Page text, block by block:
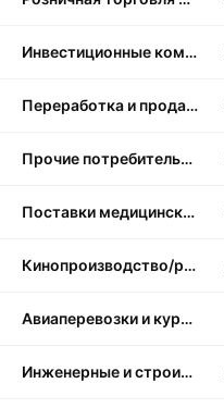
Инвестиционные компании и паевые фонды
Переработка и продажа нефти
Прочие потребительские услуги
Поставки медицинского оборудования
Кинопроизводство/развлечения
Авиаперевозки и курьерские услуги
Инженерные и строительные услуги